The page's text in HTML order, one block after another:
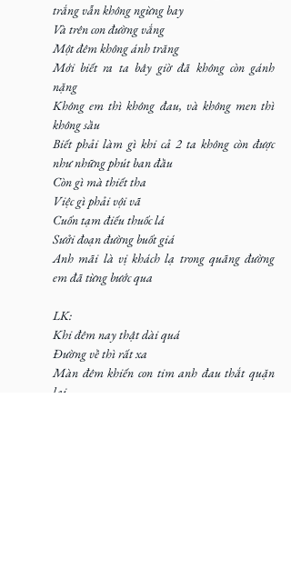
trắng vẫn không ngừng bay
Và trên con đường vắng
Một đêm không ánh trăng
Mới biết ra ta bây giờ đã không còn gánh
nặng
Không em thì không đau, và không men thì
không sầu
Biết phải làm gì khi cả 2 ta không còn được
như những phút ban đầu
Còn gì mà thiết tha
Việc gì phải vội vã
Cuốn tạm điếu thuốc lá
Sưởi đoạn đường buốt giá
Anh mãi là vị khách lạ trong quãng đường
em đã từng bước qua
LK:
Khi đêm nay thật dài quá
Đường về thì rất xa
Màn đêm khiến con tim anh đau thắt quặn
lại